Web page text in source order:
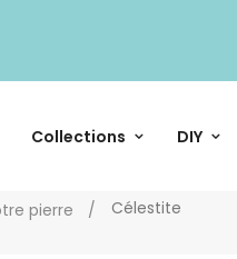
Collections DIY
pierre Célestite